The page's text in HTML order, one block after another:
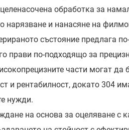
обработка за
нарязване и нанасяне на
състояние предлага
прави по-подходящо за
части могат
и рентабилност, докато 304
нужди.
на основа за оцеляване с